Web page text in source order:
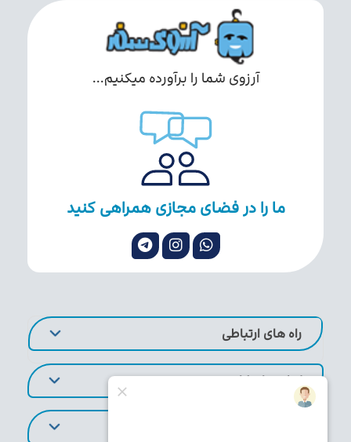
آرزوی شما را برآورده میکنیم...
ما را در فضای مجازی همراهی کنید
راه های ارتباطی
لینک های کاربردی